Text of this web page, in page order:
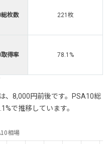
総枚数 221枚
取得率 78.1%
、8,000円前後です。PSA10総
で推移しています。